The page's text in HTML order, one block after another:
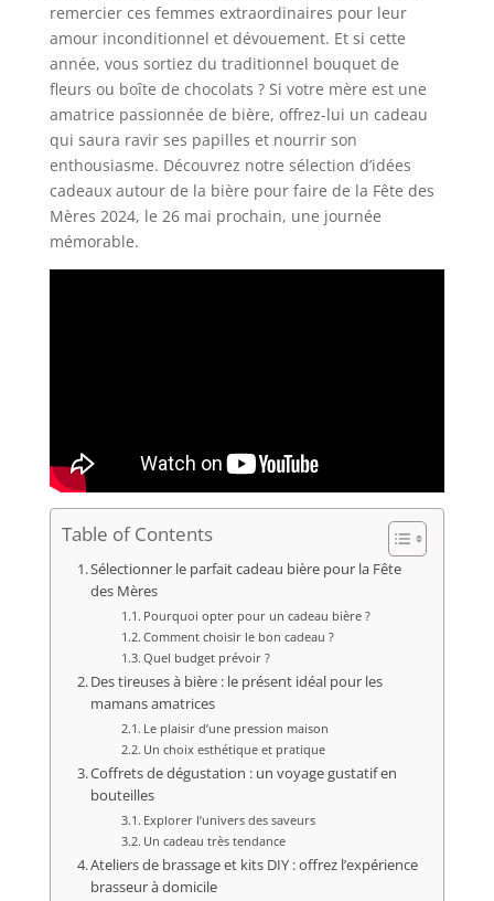
remercier ces femmes extraordinaires pour leur
amour inconditionnel et dévouement. Et si cette
année, vous sortiez du traditionnel bouquet de
fleurs ou boîte de chocolats ? Si votre mère est une
amatrice passionnée de bière, offrez-lui un cadeau
qui saura ravir ses papilles et nourrir son
enthousiasme. Découvrez notre sélection d’idées
cadeaux autour de la bière pour faire de la Fête des
Mères 2024, le 26 mai prochain, une journée
mémorable.
Table of Contents
Sélectionner le parfait cadeau bière pour la Fête
des Mères
Pourquoi opter pour un cadeau bière ?
Comment choisir le bon cadeau ?
Quel budget prévoir ?
Des tireuses à bière : le présent idéal pour les
mamans amatrices
Le plaisir d’une pression maison
Un choix esthétique et pratique
Coffrets de dégustation : un voyage gustatif en
bouteilles
Explorer l’univers des saveurs
Un cadeau très tendance
Ateliers de brassage et kits DIY : offrez l’expérience
brasseur à domicile